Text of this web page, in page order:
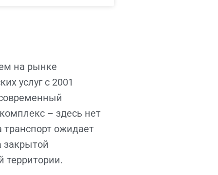
на рынке
услуг с 2001
– здесь нет
транспорт ожидает
закрытой
территории.